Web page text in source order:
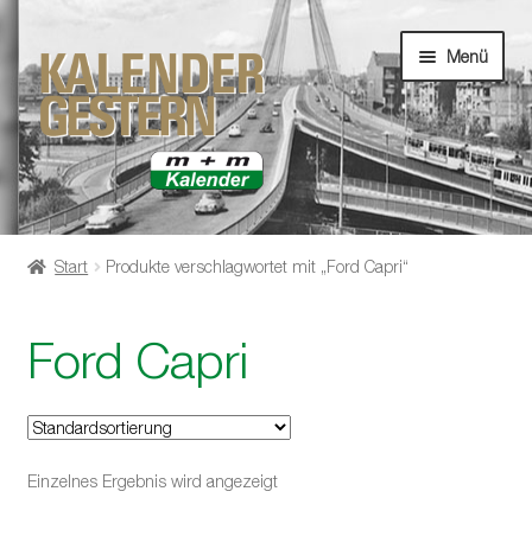
Navigation
springen
Inhalt
springen
Menü
Startseite
Start Produkte verschlagwortet mit „Ford Capri“
Ford Capri
Einzelnes Ergebnis wird angezeigt